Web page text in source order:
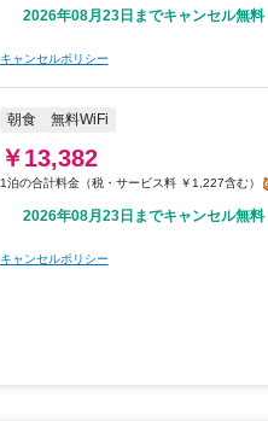
2026年08月23日までキャンセル無料
キャンセルポリシー
朝食 無料WiFi
￥13,382
税・サービス料 ￥1,227含む
2026年08月23日までキャンセル無料
キャンセルポリシー